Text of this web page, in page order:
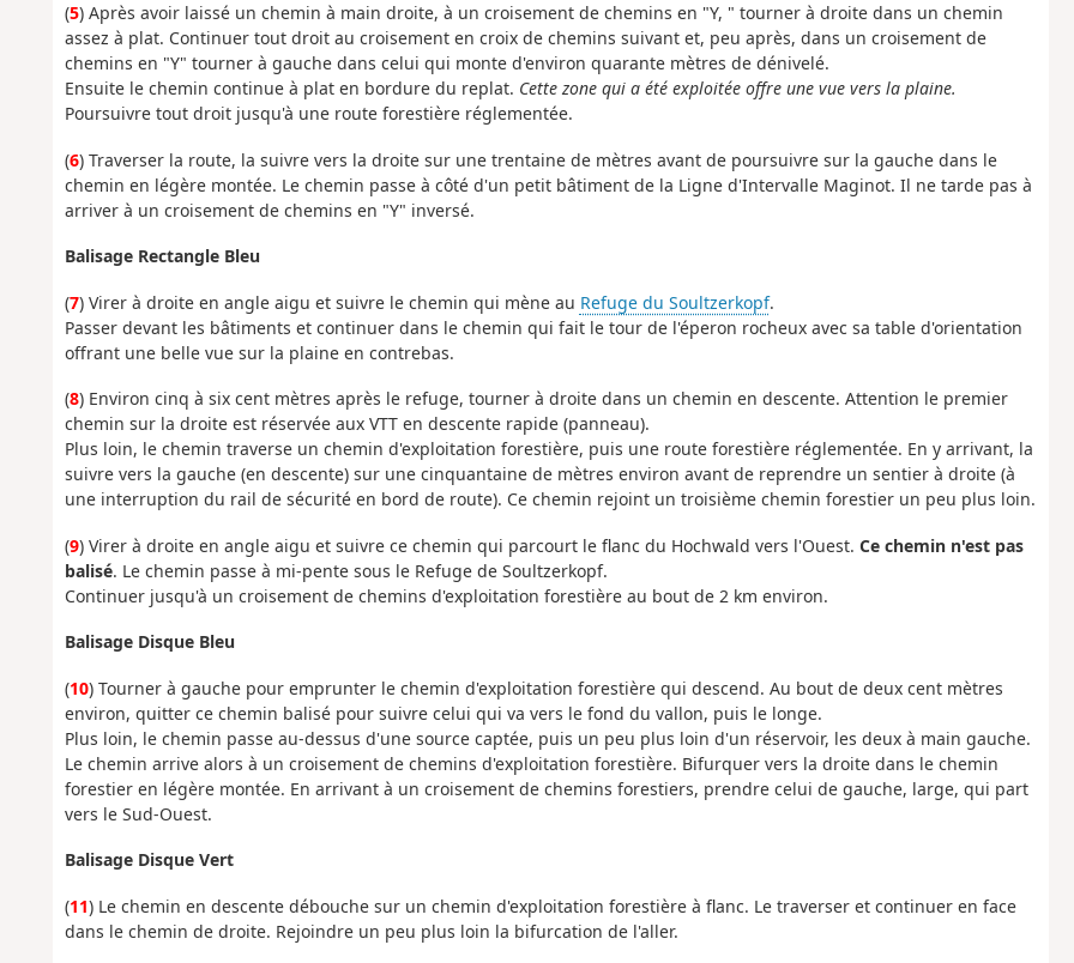
(5) Après avoir laissé un chemin à main droite, à un croisement de chemins en "Y, " tourner à droite dans un chemin
assez à plat. Continuer tout droit au croisement en croix de chemins suivant et, peu après, dans un croisement de
chemins en "Y" tourner à gauche dans celui qui monte d'environ quarante mètres de dénivelé.
Ensuite le chemin continue à plat en bordure du replat. Cette zone qui a été exploitée offre une vue vers la plaine.
Poursuivre tout droit jusqu'à une route forestière réglementée.
(6) Traverser la route, la suivre vers la droite sur une trentaine de mètres avant de poursuivre sur la gauche dans le
chemin en légère montée. Le chemin passe à côté d'un petit bâtiment de la Ligne d'Intervalle Maginot. Il ne tarde pas à
arriver à un croisement de chemins en "Y" inversé.
Balisage Rectangle Bleu
(7) Virer à droite en angle aigu et suivre le chemin qui mène au Refuge du Soultzerkopf.
Passer devant les bâtiments et continuer dans le chemin qui fait le tour de l'éperon rocheux avec sa table d'orientation
offrant une belle vue sur la plaine en contrebas.
(8) Environ cinq à six cent mètres après le refuge, tourner à droite dans un chemin en descente. Attention le premier
chemin sur la droite est réservée aux VTT en descente rapide (panneau).
Plus loin, le chemin traverse un chemin d'exploitation forestière, puis une route forestière réglementée. En y arrivant, la
suivre vers la gauche (en descente) sur une cinquantaine de mètres environ avant de reprendre un sentier à droite (à
une interruption du rail de sécurité en bord de route). Ce chemin rejoint un troisième chemin forestier un peu plus loin.
(9) Virer à droite en angle aigu et suivre ce chemin qui parcourt le flanc du Hochwald vers l'Ouest. Ce chemin n'est pas
balisé. Le chemin passe à mi-pente sous le Refuge de Soultzerkopf.
Continuer jusqu'à un croisement de chemins d'exploitation forestière au bout de 2 km environ.
Balisage Disque Bleu
(10) Tourner à gauche pour emprunter le chemin d'exploitation forestière qui descend. Au bout de deux cent mètres
environ, quitter ce chemin balisé pour suivre celui qui va vers le fond du vallon, puis le longe.
Plus loin, le chemin passe au-dessus d'une source captée, puis un peu plus loin d'un réservoir, les deux à main gauche.
Le chemin arrive alors à un croisement de chemins d'exploitation forestière. Bifurquer vers la droite dans le chemin
forestier en légère montée. En arrivant à un croisement de chemins forestiers, prendre celui de gauche, large, qui part
vers le Sud-Ouest.
Balisage Disque Vert
(11) Le chemin en descente débouche sur un chemin d'exploitation forestière à flanc. Le traverser et continuer en face
dans le chemin de droite. Rejoindre un peu plus loin la bifurcation de l'aller.